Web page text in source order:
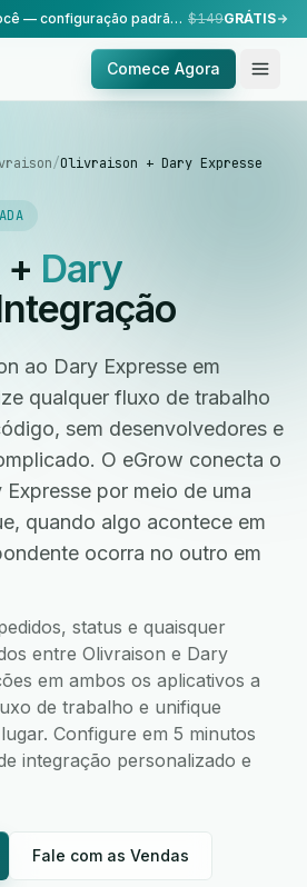
Configuração feita para você — configuração padrão, realizada pela nossa equipe. $149GRÁTIS
Comece Agora
/Olivraison + Dary Expresse
+ Dary
ao Dary Expresse em
qualquer fluxo de trabalho
sem desenvolvedores e
O eGrow conecta o
por meio de uma
quando algo acontece em
ocorra no outro em
status e quaisquer
entre Olivraison e Dary
em ambos os aplicativos a
de trabalho e unifique
Configure em 5 minutos
integração personalizado e
Fale com as Vendas